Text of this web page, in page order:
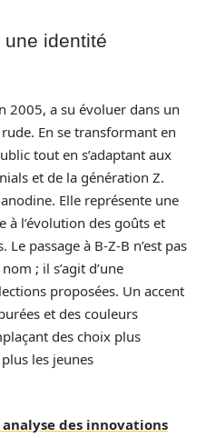
une identité
2005, a su évoluer dans un
En se transformant en
tout en s’adaptant aux
et de la génération Z.
Elle représente une
à l’évolution des goûts et
passage à B-Z-B n’est pas
; il s’agit d’une
proposées. Un accent
et des couleurs
des choix plus
les jeunes
analyse des innovations